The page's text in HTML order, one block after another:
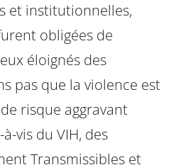
et institutionnelles,
obligées de
éloignés des
pas que la violence est
risque aggravant
vis du VIH, des
Transmissibles et